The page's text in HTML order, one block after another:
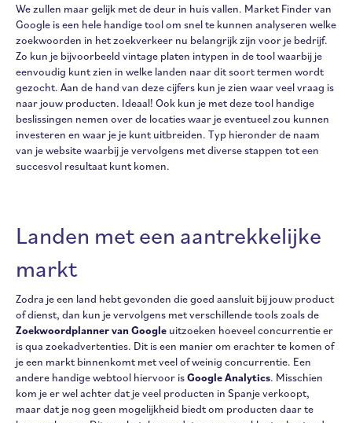
We zullen maar gelijk met de deur in huis vallen. Market Finder van
Google is een hele handige tool om snel te kunnen analyseren welke
zoekwoorden in het zoekverkeer nu belangrijk zijn voor je bedrijf.
Zo kun je bijvoorbeeld vintage platen intypen in de tool waarbij je
eenvoudig kunt zien in welke landen naar dit soort termen wordt
gezocht. Aan de hand van deze cijfers kun je zien waar veel vraag is
naar jouw producten. Ideaal! Ook kun je met deze tool handige
beslissingen nemen over de locaties waar je eventueel zou kunnen
investeren en waar je je kunt uitbreiden. Typ hieronder de naam
van je website waarbij je vervolgens met diverse stappen tot een
succesvol resultaat kunt komen.
Landen met een aantrekkelijke
markt
Zodra je een land hebt gevonden die goed aansluit bij jouw product
of dienst, dan kun je vervolgens met verschillende tools zoals de
Zoekwoordplanner van Google uitzoeken hoeveel concurrentie er
is qua zoekadvertenties. Dit is een manier om erachter te komen of
je een markt binnenkomt met veel of weinig concurrentie. Een
andere handige webtool hiervoor isGoogle Analytics. Misschien
kom je er wel achter dat je veel producten in Spanje verkoopt,
maar dat je nog geen mogelijkheid biedt om producten daar te